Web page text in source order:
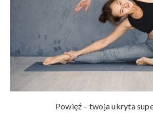
Powięź – twoja ukryta